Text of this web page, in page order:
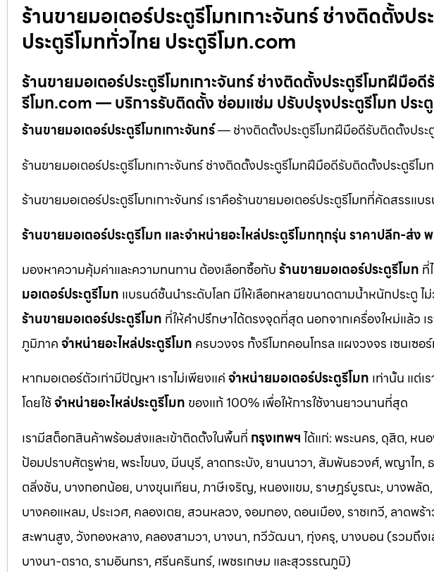
ร้านขายมอเตอร์ประตูรีโมทเกาะจันทร์ ช่างติดตั้งป
ประตูรีโมททั่วไทย ประตูรีโมท.com
ร้านขายมอเตอร์ประตูรีโมทเกาะจันทร์ ช่างติดตั้งประตูรีโมทฝีมือ
รีโมท.com — บริการรับติดตั้ง ซ่อมแซ่ม ปรับปรุงประตูรีโมท ประ
ร้านขายมอเตอร์ประตูรีโมทเกาะจันทร์— ช่างติดตั้งประตูรีโมทฝีมือดีรับติดตั้งประ
ร้านขายมอเตอร์ประตูรีโมทเกาะจันทร์ ช่างติดตั้งประตูรีโมทฝีมือดีรับติดตั้งประตูรีโ
ร้านขายมอเตอร์ประตูรีโมทเกาะจันทร์ เราคือร้านขายมอเตอร์ประตูรีโมทที่คัดสรรแ
ร้านขายมอเตอร์ประตูรีโมท และจำหน่ายอะไหล่ประตูรีโมททุกรุ่น ราคาปลีก-ส่ง
มองหาความคุ้มค่าและความทนทาน ต้องเลือกซื้อกับร้านขายมอเตอร์ประตูรีโมท ที่
มอเตอร์ประตูรีโมท แบรนด์ชั้นนำระดับโลก มีให้เลือกหลายขนาดตามน้ำหนักประตู ไ
ร้านขายมอเตอร์ประตูรีโมท ที่ให้คำปรึกษาได้ตรงจุดที่สุด นอกจากเครื่องใหม่แล้ว เ
ภูมิภาคจำหน่ายอะไหล่ประตูรีโมท ครบวงจร ทั้งรีโมทคอนโทรล แผงวงจร เซนเซอ
หากมอเตอร์ตัวเก่ามีปัญหา เราไม่เพียงแค่จำหน่ายมอเตอร์ประตูรีโมท เท่านั้น แต่เ
โดยใช้จำหน่ายอะไหล่ประตูรีโมท ของแท้ 100% เพื่อให้การใช้งานยาวนานที่สุด
เรามีสต็อกสินค้าพร้อมส่งและเข้าติดตั้งในพื้นที่ กรุงเทพฯได้แก่: พระนคร, ดุสิต, หน
ป้อมปราบศัตรูพ่าย, พระโขนง, มีนบุรี, ลาดกระบัง, ยานนาวา, สัมพันธวงศ์, พญาไท
ตลิ่งชัน, บางกอกน้อย, บางขุนเทียน, ภาษีเจริญ, หนองแขม, ราษฎร์บูรณะ, บางพลั
บางคอแหลม, ประเวศ, คลองเตย, สวนหลวง, จอมทอง, ดอนเมือง, ราชเทวี, ลาดพ
สะพานสูง, วังทองหลาง, คลองสามวา, บางนา, ทวีวัฒนา, ทุ่งครุ, บางบอน (รวมถึง
บางนา-ตราด,รามอินทรา, ศรีนครินทร์, เพชรเกษม และสุวรรณภูมิ)